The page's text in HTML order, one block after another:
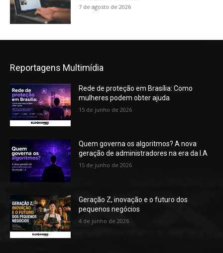
7 de agosto de 2026
Reportagens Multimídia
Rede de proteção em Brasília: Como
mulheres podem obter ajuda
15 de junho de 2026
Quem governa os algoritmos? A nova
geração de administradores na era da I.A
15 de junho de 2026
Geração Z, inovação e o futuro dos
pequenos negócios
4 de junho de 2026